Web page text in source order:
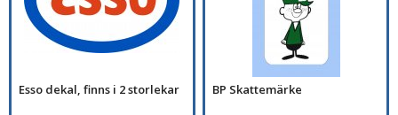
Esso dekal, finns i 2 storlekar BP Skattemärke